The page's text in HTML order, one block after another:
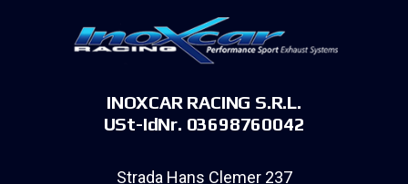
INOXCAR RACING S.R.L.
USt-IdNr. 03698760042
Strada Hans Clemer 237